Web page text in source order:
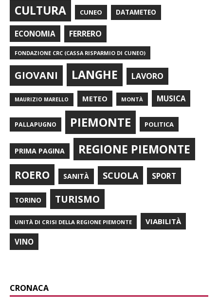
CULTURA CUNEO DATAMETEO
ECONOMIA FERRERO
FONDAZIONE CRC (CASSA RISPARMIO DI CUNEO)
GIOVANI LANGHE LAVORO
MAURIZIO MARELLO METEO MONTÀ MUSICA
PALLAPUGNO PIEMONTE POLITICA
PRIMA PAGINA REGIONE PIEMONTE
ROERO SANITÀ SCUOLA SPORT
TORINO TURISMO
UNITÀ DI CRISI DELLA REGIONE PIEMONTE VIABILITÀ
VINO
CRONACA